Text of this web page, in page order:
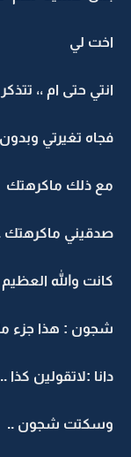
لي
حتى ام ،،
تغيرتي وبدون
ذلك ماكرهتك
ماكرهتك ..
والله العظيم
: هذا جزء
:لاتقولين كذا ..
شجون ..